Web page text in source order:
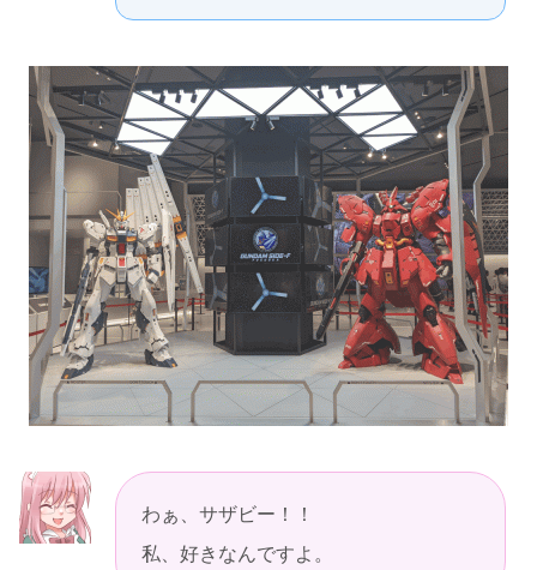
わぁ、サザビー！！
私、好きなんですよ。